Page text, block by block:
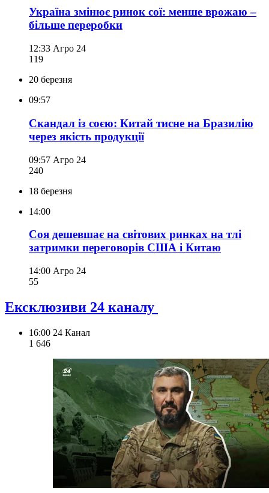
Україна змінює ринок сої: менше врожаю –
більше переробки
12:33 Агро 24
119
20 березня
09:57
Скандал із соєю: Китай тисне на Бразилію
через якість продукції
09:57 Агро 24
240
18 березня
14:00
Соя дешевшає на світових ринках на тлі
затримки переговорів США і Китаю
14:00 Агро 24
55
Ексклюзиви 24 каналу
16:00 24 Канал
1 646